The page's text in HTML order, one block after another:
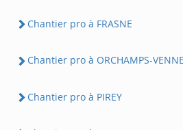
Chantier pro à FRASNE
Chantier pro à ORCHAMPS-
Chantier pro à PIREY